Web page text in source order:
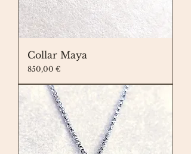
Collar Maya
Precio
850,00 €